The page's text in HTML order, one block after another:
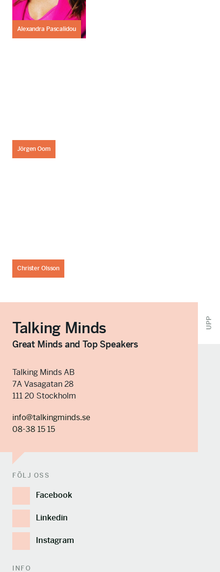
Alexandra Pascalidou
Jörgen Oom
Christer Olsson
Talking Minds
Great Minds and Top Speakers
Talking Minds AB
7A Vasagatan 28
111 20 Stockholm
info@talkingminds.se
08-38 15 15
UPP
FÖLJ OSS
Facebook
Linkedin
Instagram
INFO